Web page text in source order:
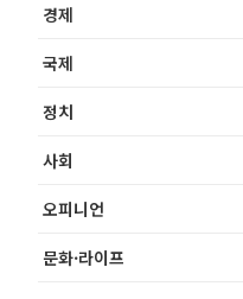
경제
국제
정치
사회
오피니언
문화·라이프